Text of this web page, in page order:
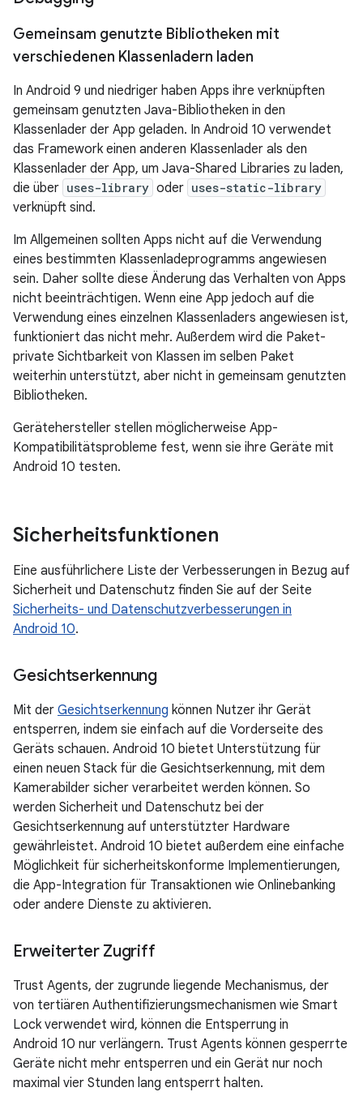
Gemeinsam genutzte Bibliotheken mit
verschiedenen Klassenladern laden
In Android 9 und niedriger haben Apps ihre verknüpften
gemeinsam genutzten Java-Bibliotheken in den
Klassenlader der App geladen. In Android 10 verwendet
das Framework einen anderen Klassenlader als den
Klassenlader der App, um Java-Shared Libraries zu laden,
die über uses-library oder uses-static-library
verknüpft sind.
Im Allgemeinen sollten Apps nicht auf die Verwendung
eines bestimmten Klassenladeprogramms angewiesen
sein. Daher sollte diese Änderung das Verhalten von Apps
nicht beeinträchtigen. Wenn eine App jedoch auf die
Verwendung eines einzelnen Klassenladers angewiesen ist,
funktioniert das nicht mehr. Außerdem wird die Paket-
private Sichtbarkeit von Klassen im selben Paket
weiterhin unterstützt, aber nicht in gemeinsam genutzten
Bibliotheken.
Gerätehersteller stellen möglicherweise App-
Kompatibilitätsprobleme fest, wenn sie ihre Geräte mit
Android 10 testen.
Sicherheitsfunktionen
Eine ausführlichere Liste der Verbesserungen in Bezug auf
Sicherheit und Datenschutz finden Sie auf der Seite
Sicherheits- und Datenschutzverbesserungen in
Android 10.
Gesichtserkennung
Mit der Gesichtserkennung können Nutzer ihr Gerät
entsperren, indem sie einfach auf die Vorderseite des
Geräts schauen. Android 10 bietet Unterstützung für
einen neuen Stack für die Gesichtserkennung, mit dem
Kamerabilder sicher verarbeitet werden können. So
werden Sicherheit und Datenschutz bei der
Gesichtserkennung auf unterstützter Hardware
gewährleistet. Android 10 bietet außerdem eine einfache
Möglichkeit für sicherheitskonforme Implementierungen,
die App-Integration für Transaktionen wie Onlinebanking
oder andere Dienste zu aktivieren.
Erweiterter Zugriff
Trust Agents, der zugrunde liegende Mechanismus, der
von tertiären Authentifizierungsmechanismen wie Smart
Lock verwendet wird, können die Entsperrung in
Android 10 nur verlängern. Trust Agents können gesperrte
Geräte nicht mehr entsperren und ein Gerät nur noch
maximal vier Stunden lang entsperrt halten.